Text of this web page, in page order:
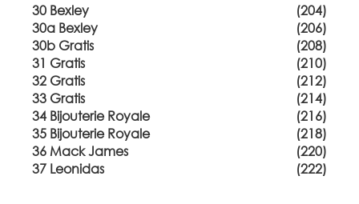
30 Bexley
(204)
30a Bexley
(206)
30b Gratis
(208)
31 Gratis
(210)
32 Gratis
(212)
33 Gratis
(214)
34 Bijouterie Royale
(216)
35 Bijouterie Royale
(218)
36 Mack James
(220)
37 Leonidas
(222)